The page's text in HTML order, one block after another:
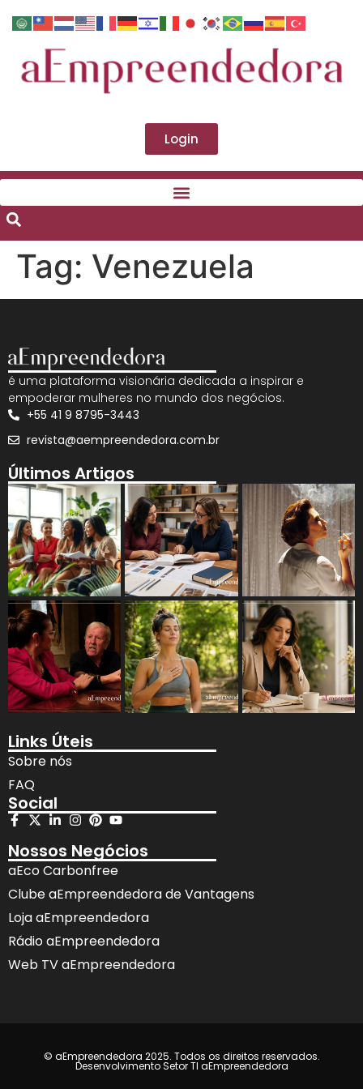
Login
Tag: Venezuela
é uma plataforma visionária dedicada a inspirar e
empoderar mulheres no mundo dos negócios.
+55 41 9 8795-3443
revista@aempreendedora.com.br
Últimos Artigos
Links Úteis
Sobre nós
FAQ
Social
Nossos Negócios
aEco Carbonfree
Clube aEmpreendedora de Vantagens
Loja aEmpreendedora
Rádio aEmpreendedora
Web TV aEmpreendedora
© aEmpreendedora 2025. Todos os direitos reservados.
Desenvolvimento Setor TI aEmpreendedora